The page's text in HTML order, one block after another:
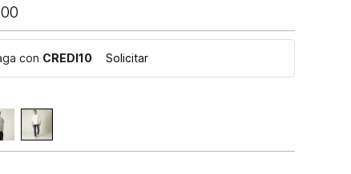
con CREDI10 Solicitar